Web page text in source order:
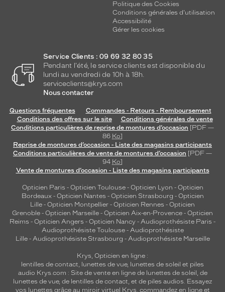
Politique des Cookies
Conditions générales d'utilisation
Accessibilité
Gérer les cookies
Service Clients : 09 69 32 80 35
Pendant l'été, le service clients est disponible du
lundi au vendredi de 10h à 18h.
serviceclients@krys.com
Nous contacter
Questions fréquentes
Commandes - Retours - Remboursement
Conditions des offres sur le site
Conditions générales de vente
Conditions particulières de reprise de montures d’occasion [PDF —
86 Ko]
Reprise de montures d’occasion - Liste des magasins participants
Conditions particulières de vente de montures d’occasion [PDF —
94 Ko]
Vente de montures d’occasion - Liste des magasins participants
Opticien Paris - Opticien Toulouse- Opticien Lyon - Opticien
Bordeaux- Opticien Nantes - Opticien Strasbourg - Opticien
Lille - Opticien Montpellier - Opticien Rennes - Opticien
Grenoble - Opticien Marseille - Opticien Aix-en-Provence - Opticien
Reims - Opticien Angers - Opticien Nancy - Audioprothésiste Paris -
Audioprothésiste Toulouse- Audioprothésiste
Lille- Audioprothésiste Strasbourg - Audioprothésiste Marseille
Krys, Opticien en ligne :
lentilles de contact, lunettes de vue, lunettes de soleil et piles
audio Krys.com : Site de vente en ligne de lunettes de soleil, de
lunettes de vue, de lentilles de contact, et de piles audios. Essayez
vos lunettes grâce au miroir virtuel Krys, commandez en ligne et